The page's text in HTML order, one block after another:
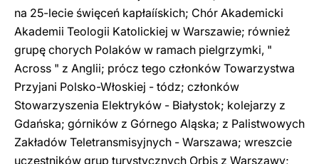
na 25-lecie święceń kapłaíískich; Chór Akademicki
Akademii Teologii Katolickiej w Warszawie; również
grupę chorych Polaków w ramach pielgrzymki, "
Across " z Anglii; prócz tego członków Towarzystwa
Przyjani Polsko-Włoskiej - tódz; członków
Stowarzyszenia Elektryków - Białystok; kolejarzy z
Gdańska; górników z Górnego Aląska; z Palistwowych
Zakładów Teletransmisyjnych - Warszawa; wreszcie
uczestników grup turystycznych Orbis z Warszawy;